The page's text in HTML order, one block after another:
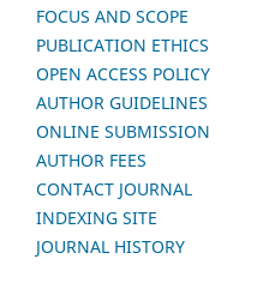
FOCUS AND SCOPE
PUBLICATION ETHICS
OPEN ACCESS POLICY
AUTHOR GUIDELINES
ONLINE SUBMISSION
AUTHOR FEES
CONTACT JOURNAL
INDEXING SITE
JOURNAL HISTORY